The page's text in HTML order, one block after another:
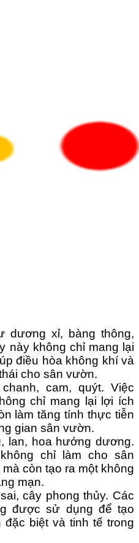
dương xỉ, bàng thông,
này không chỉ mang lại
điều hòa không khí và
cho sân vườn.
cam, quýt. Việc
chỉ mang lại lợi ích
làm tăng tính thực tiễn
gian sân vườn.
lan, hoa hướng dương.
chỉ làm cho sân
còn tạo ra một không
mạn.
cây phong thủy. Các
được sử dụng để tạo
đặc biệt và tinh tế trong